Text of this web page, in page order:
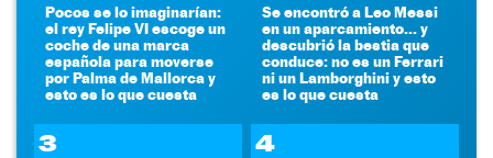
Pocos se lo imaginarían:
el rey Felipe VI escoge un
coche de una marca
española para moverse
por Palma de Mallorca y
esto es lo que cuesta
Se encontró a Leo Messi
en un aparcamiento... y
descubrió la bestia que
conduce: no es un Ferrari
ni un Lamborghini y esto
es lo que cuesta
3 4